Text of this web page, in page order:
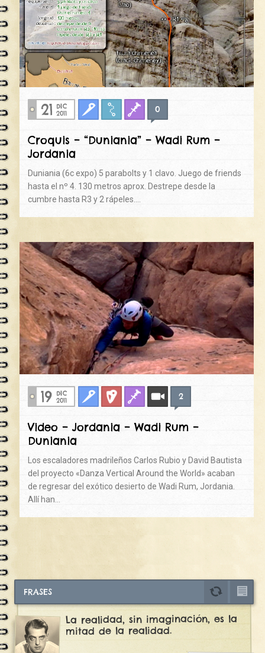
ClasicaCroquisFisuras
21 DIC
2011 0
Croquis – “Duniania” – Wadi Rum –
Jordania
Duniania (6c expo) 5 parabolts y 1 clavo. Juego de friends
hasta el nº 4. 130 metros aprox. Destrepe desde la
cumbre hasta R3 y 2 rápeles….
ClasicaDeportivaFisurasVideos
19 DIC
2011 2
Video – Jordania – Wadi Rum –
Duniania
Los escaladores madrileños Carlos Rubio y David Bautista
del proyecto «Danza Vertical Around the World» acaban
de regresar del exótico desierto de Wadi Rum, Jordania.
Allí han…
FRASES
La realidad, sin imaginación, es la
mitad de la realidad.